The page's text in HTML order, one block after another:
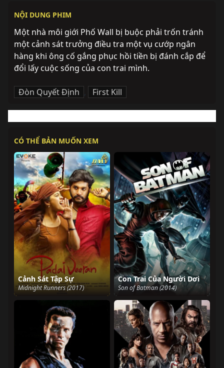
NỘI DUNG PHIM
Một nhà môi giới Phố Wall bị buộc phải trốn tránh
một cảnh sát trưởng điều tra một vụ cướp ngân
hàng khi ông cố gắng phục hồi tiền bị đánh cắp để
đổi lấy cuộc sống của con trai mình.
Đòn Quyết Định , First Kill
CÓ THỂ BẢN MUỐN XEM
Cảnh Sát Tập Sự
Midnight Runners (2017)
Con Trai Của Người Dơi
Son of Batman (2014)